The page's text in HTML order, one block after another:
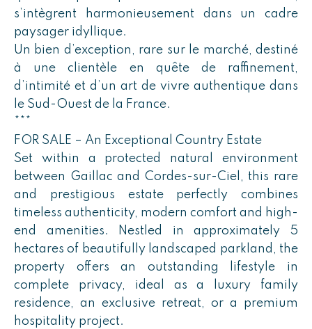
s’intègrent harmonieusement dans un cadre
paysager idyllique.
Un bien d’exception, rare sur le marché, destiné
à une clientèle en quête de raffinement,
d’intimité et d’un art de vivre authentique dans
le Sud-Ouest de la France.
***
FOR SALE – An Exceptional Country Estate
Set within a protected natural environment
between Gaillac and Cordes-sur-Ciel, this rare
and prestigious estate perfectly combines
timeless authenticity, modern comfort and high-
end amenities. Nestled in approximately 5
hectares of beautifully landscaped parkland, the
property offers an outstanding lifestyle in
complete privacy, ideal as a luxury family
residence, an exclusive retreat, or a premium
hospitality project.